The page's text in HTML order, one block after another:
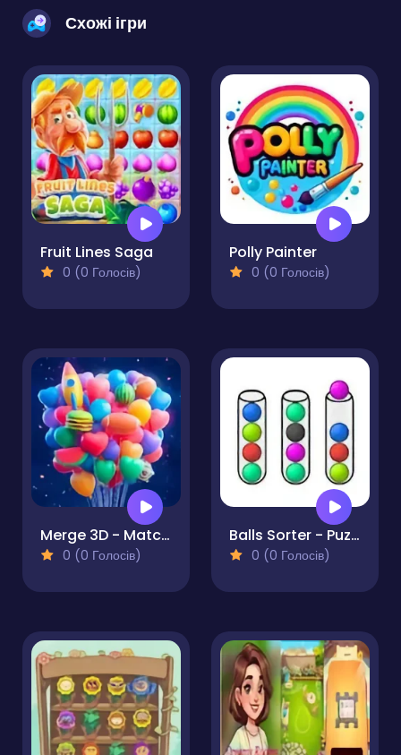
Схожі ігри
Fruit Lines Saga
0 (0 Голосів)
Polly Painter
0 (0 Голосів)
Merge 3D - Match 3 Balloons
0 (0 Голосів)
Balls Sorter - Puzzle
0 (0 Голосів)